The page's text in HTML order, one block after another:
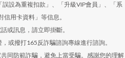
設為重複扣款」、「升級VIP會員」、「系
信用卡資料」等信息。
或訊息，請立即掛斷。
或撥打165反詐騙諮詢專線進行諮詢。
同防範詐騙，避免上當受騙。感謝您的理解